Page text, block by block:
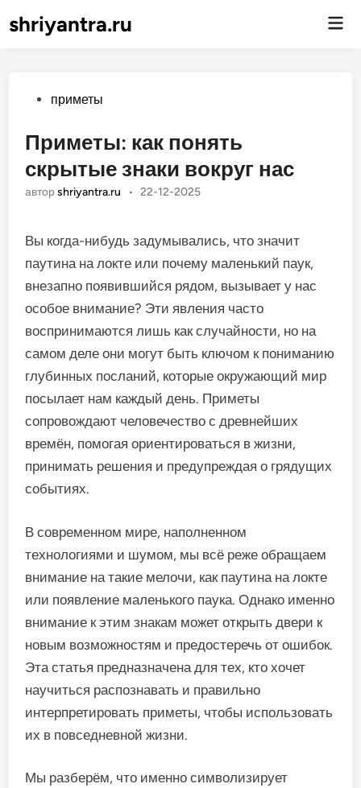
shriyantra.ru
Опубликовано
приметы
Приметы: как понять
скрытые знаки вокруг нас
авторshriyantra.ru • 22-12-2025
Вы когда-нибудь задумывались, что значит
паутина на локте или почему маленький паук,
внезапно появившийся рядом, вызывает у нас
особое внимание? Эти явления часто
воспринимаются лишь как случайности, но на
самом деле они могут быть ключом к пониманию
глубинных посланий, которые окружающий мир
посылает нам каждый день. Приметы
сопровождают человечество с древнейших
времён, помогая ориентироваться в жизни,
принимать решения и предупреждая о грядущих
событиях.
В современном мире, наполненном
технологиями и шумом, мы всё реже обращаем
внимание на такие мелочи, как паутина на локте
или появление маленького паука. Однако именно
внимание к этим знакам может открыть двери к
новым возможностям и предостеречь от ошибок.
Эта статья предназначена для тех, кто хочет
научиться распознавать и правильно
интерпретировать приметы, чтобы использовать
их в повседневной жизни.
Мы разберём, что именно символизирует